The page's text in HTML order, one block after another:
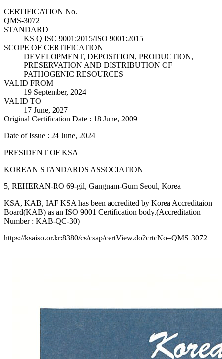
CERTIFICATION No.
QMS-3072
STANDARD
KS Q ISO 9001:2015/ISO 9001:2015
SCOPE OF CERTIFICATION
DEVELOPMENT, DEPOSITION, PRODUCTION,
PRESERVATION AND DISTRIBUTION OF
PATHOGENIC RESOURCES
VALID FROM
19 September, 2024
VALID TO
17 June, 2027
Original Certification Date : 18 June, 2009
Date of Issue : 24 June, 2024
PRESIDENT OF KSA
KOREAN STANDARDS ASSOCIATION
5, REHERAN-RO 69-gil, Gangnam-Gum Seoul, Korea
KSA, KAB, IAF KSA has been accredited by Korea Accreditaion
Board(KAB) as an ISO 9001 Certification body.(Accreditation
Number : KAB-QC-30)
https://ksaiso.or.kr:8380/cs/csap/certView.do?crtcNo=QMS-3072